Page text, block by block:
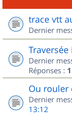
trace vtt
Dernier
Dernier
Réponses : 1
Ou rouler
Dernier
13:12